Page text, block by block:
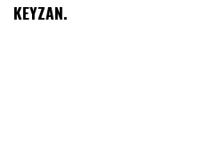
KEYZAN.